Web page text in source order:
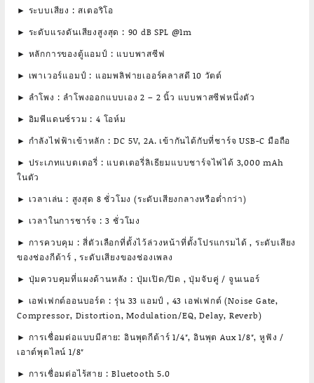
► ระบบเสียง : สเตอริโอ
► ระดับแรงดันเสียงสูงสุด : 90 dB SPL @1m
► หลักการของตู้แอมป์ : แบบพาสซีฟ
► เพาเวอร์แอมป์ : แอมพลิฟายเออร์คลาสดี 10 วัตต์
► ลำโพง : ลำโพงออกแบบเอง 2 – 2 นิ้ว แบบพาสซีฟหนึ่งตัว
► อิมพีแดนซ์รวม : 4 โอห์ม
► กำลังไฟฟ้าเข้าหลัก : DC 5V, 2A. เข้ากันได้กับที่ชาร์จ USB-C มือถือ
► ประเภทแบตเตอรี่ : แบตเตอรี่ลิเธียมแบบชาร์จไฟได้ 3,000 mAh
ในตัว
► เวลาเล่น : สูงสุด 8 ชั่วโมง (ระดับเสียงกลางหรือต่ำกว่า)
► เวลาในการชาร์จ : 3 ชั่วโมง
► การควบคุม : สี่ตัวเลือกที่ตั้งไว้ล่วงหน้าที่ตั้งโปรแกรมได้ , ระดับเสียง
ของช่องกีต้าร์ , ระดับเสียงของช่องเพลง
► ปุ่มควบคุมที่แผงด้านหลัง : ปุ่มเปิด/ปิด , ปุ่มจับคู่ / จูนเนอร์
► เอฟเฟกต์ออนบอร์ด : รุ่น 33 แอมป์ , 43 เอฟเฟกต์ (Noise Gate,
Compressor, Distortion, Modulation/EQ, Delay, Reverb)
► การเชื่อมต่อแบบมีสาย: อินพุตกีต้าร์ 1/4″, อินพุต Aux 1/8″, หูฟัง /
เอาต์พุตไลน์ 1/8″
► การเชื่อมต่อไร้สาย : Bluetooth 5.0